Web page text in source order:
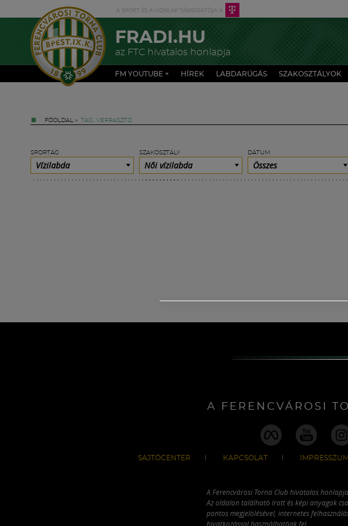
FRADI.HU
az FTC hivatalos honlapja
FM YOUTUBE + HÍREK LABDARÚGÁS SZAKOSZTÁLYOK
FŐOLDAL » TAG: VERRASZTÓ
SPORTÁG
Vízilabda
SZAKOSZTÁLY
Női vízilabda
DÁTUM
Összes
A FERENCVÁROSI
SAJTÓCENTER KAPCSOLAT IMPRESSZUM
A Ferencvárosi Torna Club hivatalos honlapja
Az oldalon található írott és képi anyagok
pontos megjelölésével, internetes
hivatkozással használhatóak fel.